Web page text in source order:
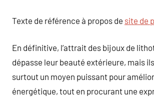
Texte de référence à propos de site de
En définitive, l’attrait des bijoux de
dépasse leur beauté extérieure, mais
surtout un moyen puissant pour
énergétique, tout en procurant une